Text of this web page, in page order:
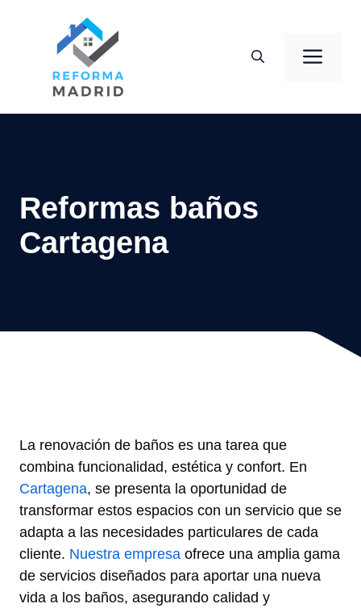
contenido
Reformas baños
Cartagena
La renovación de baños es una tarea que
combina funcionalidad, estética y confort. En
Cartagena, se presenta la oportunidad de
transformar estos espacios con un servicio que se
adapta a las necesidades particulares de cada
cliente. Nuestra empresa ofrece una amplia gama
de servicios diseñados para aportar una nueva
vida a los baños, asegurando calidad y